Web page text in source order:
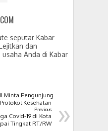
seputar Kabar
dan
usaha Anda di Kabar
Minta Pengunjung
Kesehatan
»
Previous
Covid-19 di Kota
Tingkat RT/RW